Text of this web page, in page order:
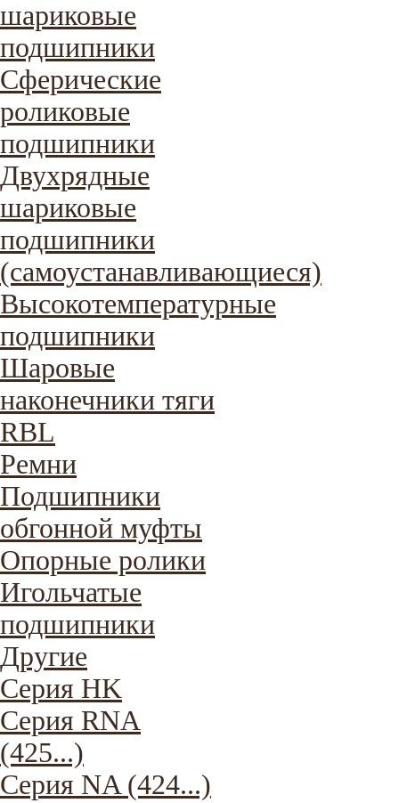
шариковые
подшипники
Сферические
роликовые
подшипники
Двухрядные
шариковые
подшипники
(самоустанавливающиеся)
Высокотемпературные
подшипники
Шаровые
наконечники тяги
RBL
Ремни
Подшипники
обгонной муфты
Опорные ролики
Игольчатые
подшипники
Другие
Серия HK
Серия RNA
(425...)
Серия NA (424...)